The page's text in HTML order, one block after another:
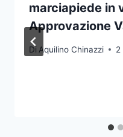
marciapiede in
Approvazione
Di Aquilino Chinazzi 2